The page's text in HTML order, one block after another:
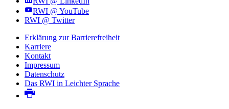
RWI @ YouTube
RWI @ Twitter
Erklärung zur Barrierefreiheit
Karriere
Kontakt
Impressum
Datenschutz
Das RWI in Leichter Sprache